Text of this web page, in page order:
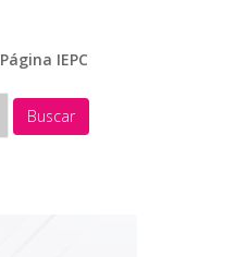
Página IEPC
Buscar